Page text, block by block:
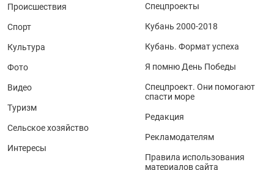
Происшествия
Спорт
Культура
Фото
Видео
Туризм
Сельское хозяйство
Интересы
Спецпроекты
Кубань 2000-2018
Кубань. Формат успеха
Я помню День Победы
Спецпроект. Они помогают
спасти море
Редакция
Рекламодателям
Правила использования
материалов сайта